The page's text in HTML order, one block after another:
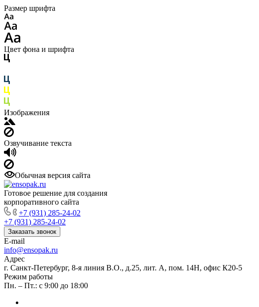
Размер шрифта
Цвет фона и шрифта
Изображения
Озвучивание текста
Обычная версия сайта
Готовое решение для создания
корпоративного сайта
+7 (931) 285-24-02
+7 (931) 285-24-02
Заказать звонок
E-mail
info@ensopak.ru
Адрес
г. Санкт-Петербург, 8-я линия В.О., д.25, лит. А, пом. 14Н, офис К20-5
Режим работы
Пн. – Пт.: с 9:00 до 18:00